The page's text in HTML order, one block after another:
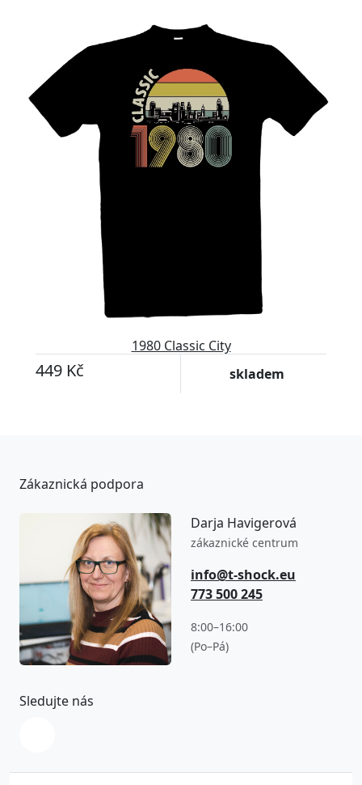
1980 Classic City
449 Kč skladem
Zákaznická podpora
Darja Havigerová
zákaznické centrum
info@t-shock.eu
773 500 245
8:00–16:00
(Po–Pá)
Sledujte nás